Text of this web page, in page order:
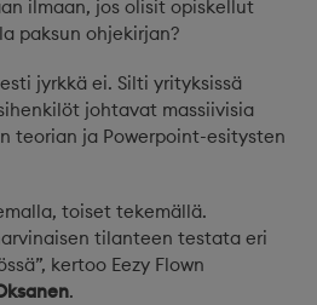
ilmaan, jos olisit opiskellut
paksun ohjekirjan?
jyrkkä ei. Silti yrityksissä
johtavat massiivisia
teorian ja Powerpoint-esitysten
toiset tekemällä.
tilanteen testata eri
kertoo Eezy Flown
.